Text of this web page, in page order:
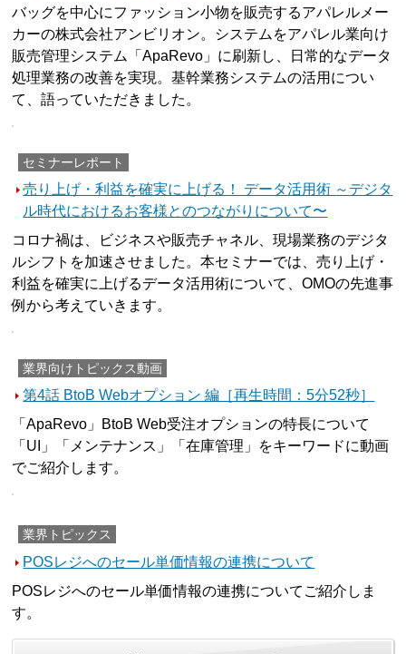
バッグを中心にファッション小物を販売するアパレルメー
カーの株式会社アンビリオン。システムをアパレル業向け
販売管理システム「ApaRevo」に刷新し、日常的なデータ
処理業務の改善を実現。基幹業務システムの活用につい
て、語っていただきました。
セミナーレポート
売り上げ・利益を確実に上げる！ データ活用術 ～デジタ
ル時代におけるお客様とのつながりについて〜
コロナ禍は、ビジネスや販売チャネル、現場業務のデジタ
ルシフトを加速させました。本セミナーでは、売り上げ・
利益を確実に上げるデータ活用術について、OMOの先進事
例から考えていきます。
業界向けトピックス動画
第4話 BtoB Webオプション 編［再生時間：5分52秒］
「ApaRevo」BtoB Web受注オプションの特長について
「UI」「メンテナンス」「在庫管理」をキーワードに動画
でご紹介します。
業界トピックス
POSレジへのセール単価情報の連携について
POSレジへのセール単価情報の連携についてご紹介しま
す。